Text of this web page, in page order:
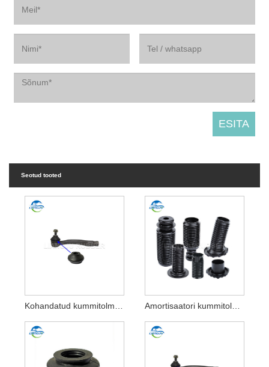
Seotud tooted